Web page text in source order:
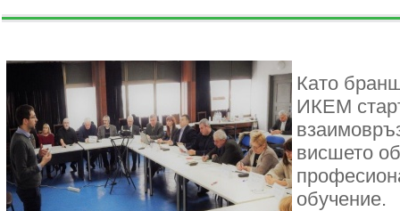
Като
ИКЕМ
висшето
обучение.